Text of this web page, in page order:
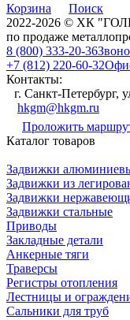
Корзина
Поиск
2022-2026 © ХК
по продаже
8 (800) 333-20-36
+7 (812) 220-60-32
Контакты:
г. Санкт-Петербург,
hkgm@hkgm.ru
Проложить
Каталог товаров
Задвижки
Задвижки из
Задвижки
Задвижки стальные
Приводы
Закладные детали
Анкерные тяги
Траверсы
Регистры отопления
Лестницы и
Сальники для труб